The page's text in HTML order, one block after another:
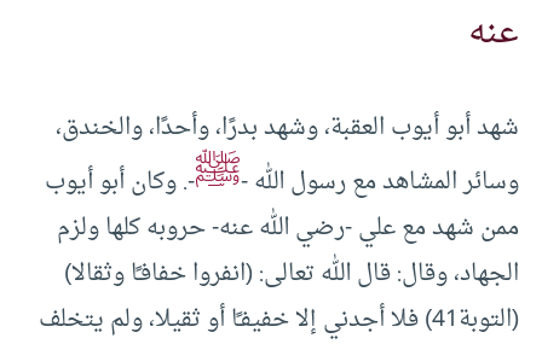
عنه
شهد أبو أيوب العقبة، وشهد بدرًا، وأحدًا، والخندق،
وسائر المشاهد مع رسول الله -ﷺ-. وكان أبو أيوب
ممن شهد مع علي -رضي الله عنه- حروبه كلها ولزم
الجهاد، وقال: قال الله تعالى: (انفروا خفافـًا وثقالا)
(التوبة41) فلا أجدني إلا خفيفـًا أو ثقيلا، ولم يتخلف